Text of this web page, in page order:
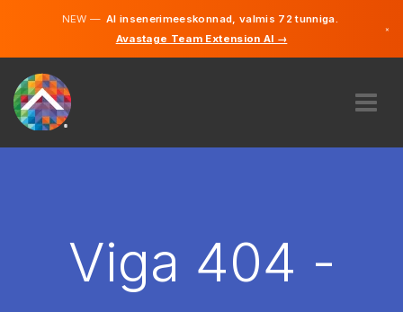
NEW —AI insenerimeeskonnad, valmis 72 tunniga.
Avastage Team Extension AI →
×
PALKAMAViga 404 -